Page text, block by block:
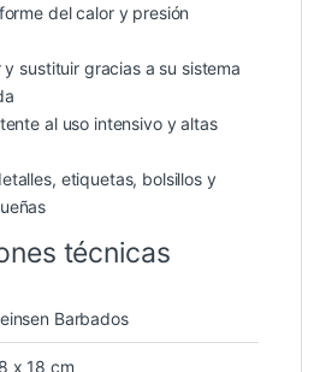
del calor y presión
y sustituir gracias a su sistema
al uso intensivo y altas
etiquetas, bolsillos y
técnicas
Barbados
x 18 cm